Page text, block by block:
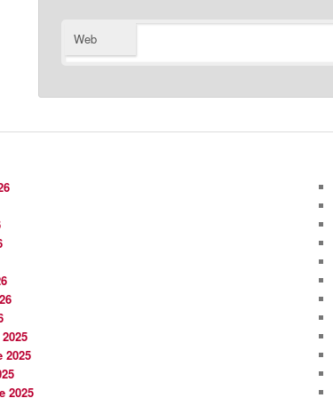
Web
2025
2025